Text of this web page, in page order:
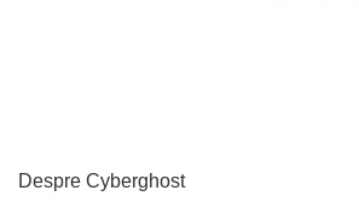
Despre Cyberghost